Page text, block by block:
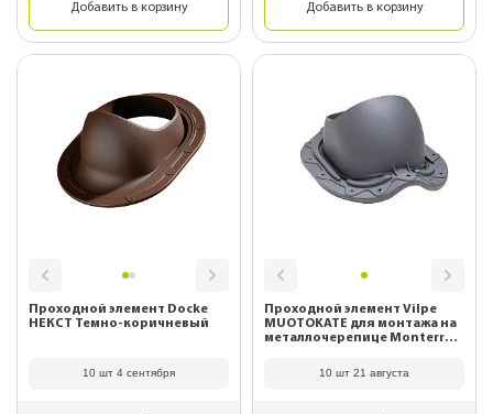
Добавить в корзину Добавить в корзину
Проходной элемент Docke
НЕКСТ Темно-коричневый
10 шт 4 сентября
Проходной элемент Vilpe
MUOTOKATE для монтажа на
металлочерепице Monterrey
10 шт 21 августа